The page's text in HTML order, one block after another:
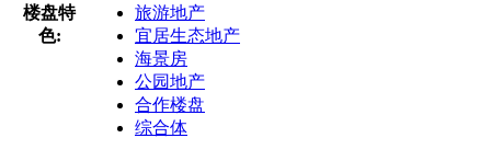
楼盘特
色:
旅游地产
宜居生态地产
海景房
公园地产
合作楼盘
综合体